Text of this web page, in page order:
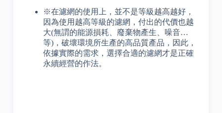
※在濾網的使用上，並不是等級越高越好，
因為使用越高等級的濾網，付出的代價也越
大(無謂的能源損耗、廢棄物產生、噪音…
等)，破壞環境所生產的高品質產品，因此，
依據實際的需求，選擇合適的濾網才是正確
永續經營的作法。